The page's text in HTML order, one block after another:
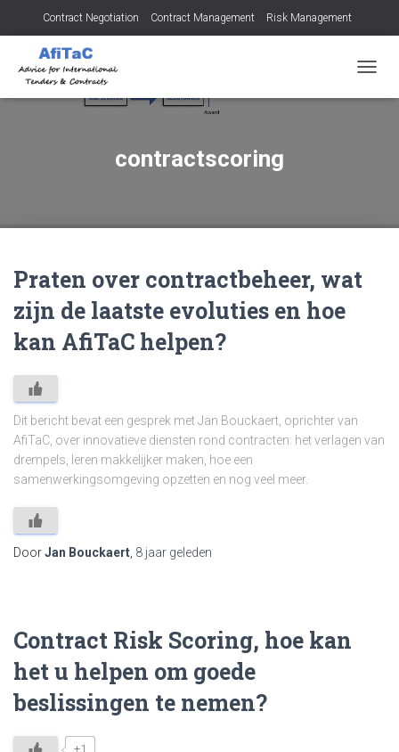
Contract Negotiation Contract Management Risk Management
Tendering for Contracts
contractscoring
Praten over contractbeheer, wat
zijn de laatste evoluties en hoe
kan AfiTaC helpen?
Dit bericht bevat een gesprek met Jan Bouckaert, oprichter van
AfiTaC, over innovatieve diensten rond contracten: het verlagen van
drempels, leren makkelijker maken, hoe een
samenwerkingsomgeving opzetten en nog veel meer.
DoorJan Bouckaert 8 jaar geleden
Contract Risk Scoring, hoe kan
het u helpen om goede
beslissingen te nemen?
+1